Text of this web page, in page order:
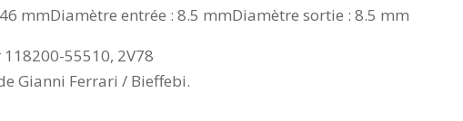
mmDiamètre entrée : 8.5 mmDiamètre sortie : 8.5 mm
55510, 2V78
Gianni Ferrari / Bieffebi.